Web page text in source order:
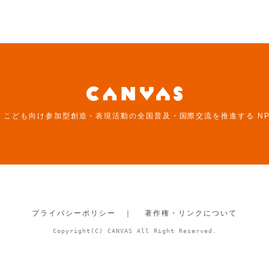
ども向け参加型創造・表現活動の全国普及・国際交流を推進する
プライバシーポリシー ｜ 著作権・リンクについて
Copyright(C) CANVAS All Right Reserved.